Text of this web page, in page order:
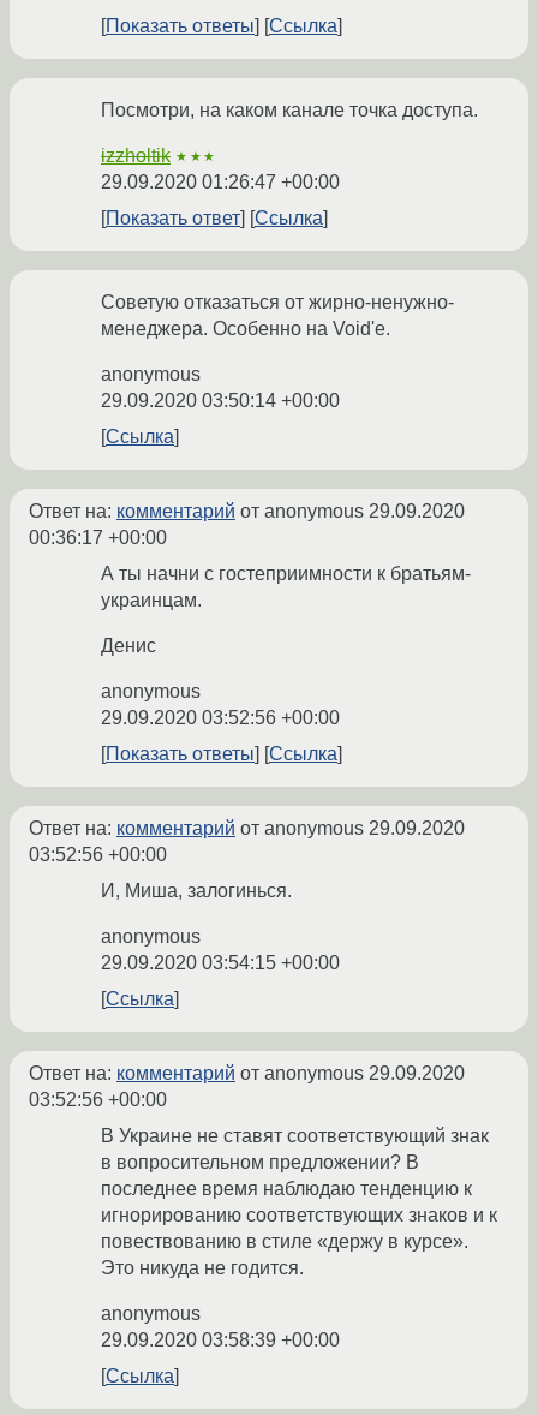
Показать ответы
Ссылка
Посмотри, на каком канале точка доступа.
izzholtik ★★★
29.09.2020 01:26:47 +00:00
Показать ответ
Ссылка
Советую отказаться от жирно-ненужно-
менеджера. Особенно на Void'е.
anonymous
29.09.2020 03:50:14 +00:00
Ссылка
Ответ на: комментарий от anonymous 29.09.2020
00:36:17 +00:00
А ты начни с гостеприимности к братьям-
украинцам.
Денис
anonymous
29.09.2020 03:52:56 +00:00
Показать ответы
Ссылка
Ответ на: комментарий от anonymous 29.09.2020
03:52:56 +00:00
И, Миша, залогинься.
anonymous
29.09.2020 03:54:15 +00:00
Ссылка
Ответ на: комментарий от anonymous 29.09.2020
03:52:56 +00:00
В Украине не ставят соответствующий знак
в вопросительном предложении? В
последнее время наблюдаю тенденцию к
игнорированию соответствующих знаков и к
повествованию в стиле «держу в курсе».
Это никуда не годится.
anonymous
29.09.2020 03:58:39 +00:00
Ссылка